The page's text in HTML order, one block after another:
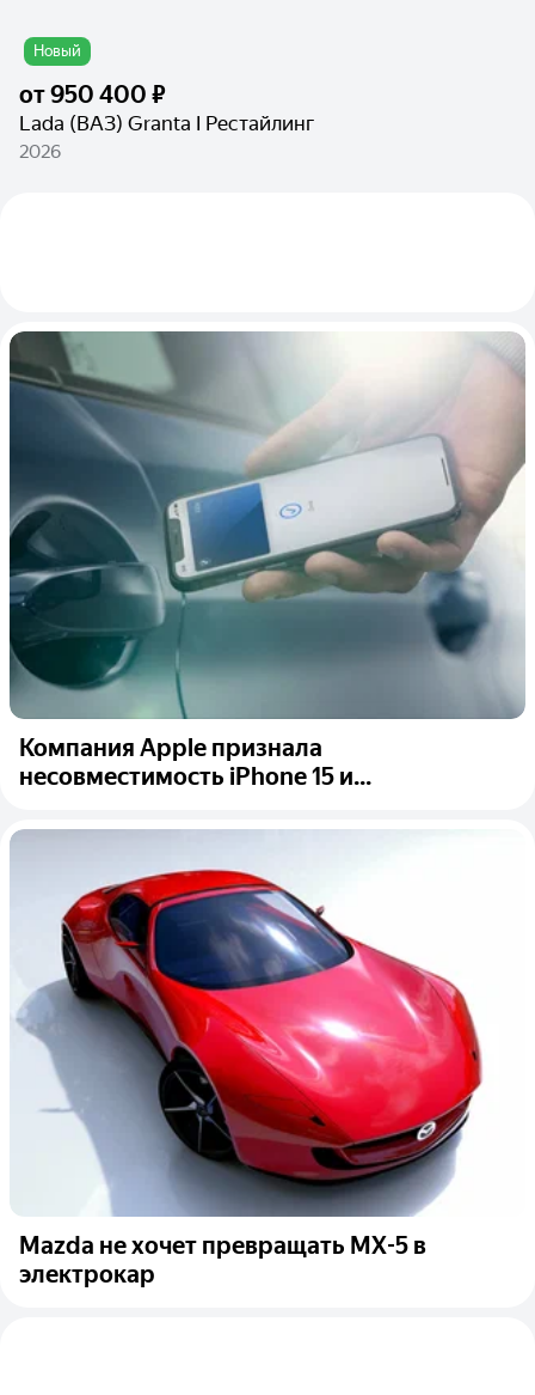
Новый
от950 400 ₽
Lada (ВАЗ) Granta I Рестайлинг
2026
Компания Apple признала
несовместимость iPhone 15 и...
Mazda не хочет превращать MX-5 в
электрокар